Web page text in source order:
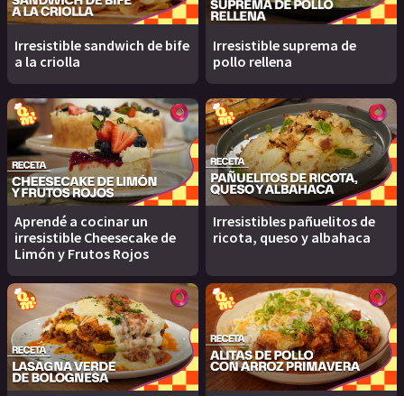
Irresistible sandwich de bife
a la criolla
Irresistible suprema de
pollo rellena
Aprendé a cocinar un
irresistible Cheesecake de
Limón y Frutos Rojos
Irresistibles pañuelitos de
ricota, queso y albahaca